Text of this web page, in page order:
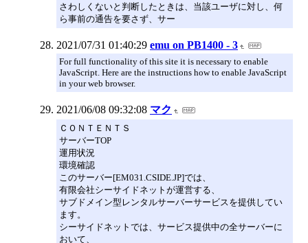
さわしくないと判断したときは、当該ユーザに対し、何
ら事前の通告を要さず、サー
2021/07/31 01:40:29 emu on PB1400 - 3
For full functionality of this site it is necessary to enable
JavaScript. Here are the instructions how to enable JavaScript
in your web browser.
2021/06/08 09:32:08 マク
ＣＯＮＴＥＮＴＳ
サーバーTOP
運用状況
環境確認
このサーバー[EM031.CSIDE.JP]では、
有限会社シーサイドネットが運営する、
サブドメイン型レンタルサーバーサービスを提供してい
ます。
シーサイドネットでは、サービス提供中の全サーバーに
おいて、